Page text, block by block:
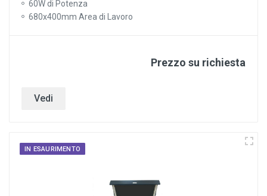
60W di Potenza
680x400mm Area di Lavoro
Prezzo su richiesta
Vedi
IN ESAURIMENTO